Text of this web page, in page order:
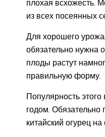
плохая всхожесть.
из всех посеянных
Для хорошего
обязательно нужна
плоды растут
правильную форму.
Популярность
годом. Обязательно
китайский огурец